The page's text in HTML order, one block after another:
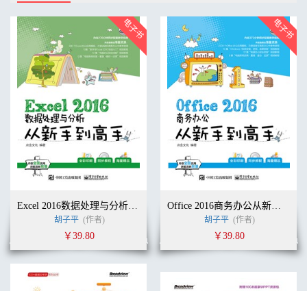
Excel 2016数据处理与分析从新手到高手
胡子平 (作者)
￥39.80
Office 2016商务办公从新手到高手
胡子平 (作者)
￥39.80